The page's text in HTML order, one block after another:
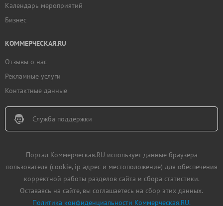
Календарь мероприятий
Бизнес
КОММЕРЧЕСКАЯ.RU
Отзывы о нас
Рекламные услуги
Контактные данные
Служба поддержки
Портал Коммерческая.RU использует данные браузера
пользователя (cookie, ip адрес и местоположение) для обеспечения
корректной работы разделов сайта и сбора статистики.
Оставаясь на сайте, вы соглашаетесь на сбор этих данных.
Политика конфиденциальности Коммерческая.RU.